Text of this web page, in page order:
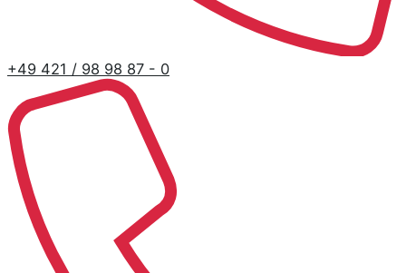
+49 421 / 98 98 87 - 0